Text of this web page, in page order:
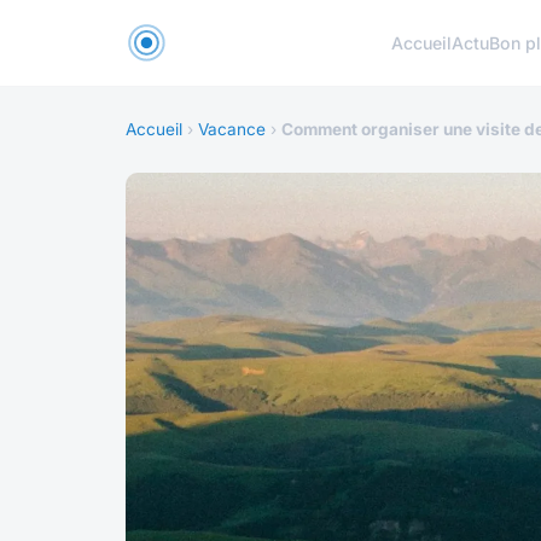
AccueilActuBon
Accueil › Vacance › Comment organiser une visite